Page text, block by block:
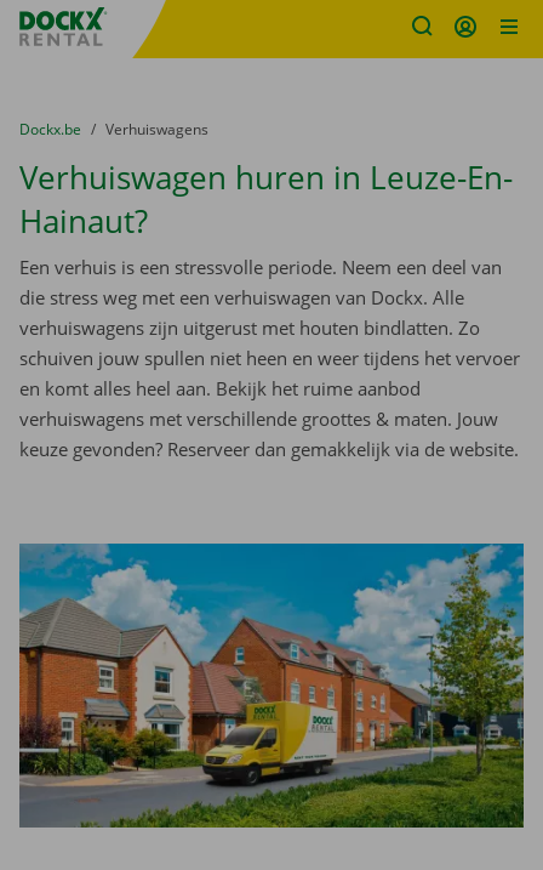
Fratello DEMO
U bevindt zich hier:
van
Dockx.be naar
Verhuiswagens
Verhuiswagen huren in Leuze-En-
Hainaut?
Een verhuis is een stressvolle periode. Neem een deel van
die stress weg met een verhuiswagen van Dockx. Alle
verhuiswagens zijn uitgerust met houten bindlatten. Zo
schuiven jouw spullen niet heen en weer tijdens het vervoer
en komt alles heel aan. Bekijk het ruime aanbod
verhuiswagens met verschillende groottes & maten. Jouw
keuze gevonden? Reserveer dan gemakkelijk via de website.